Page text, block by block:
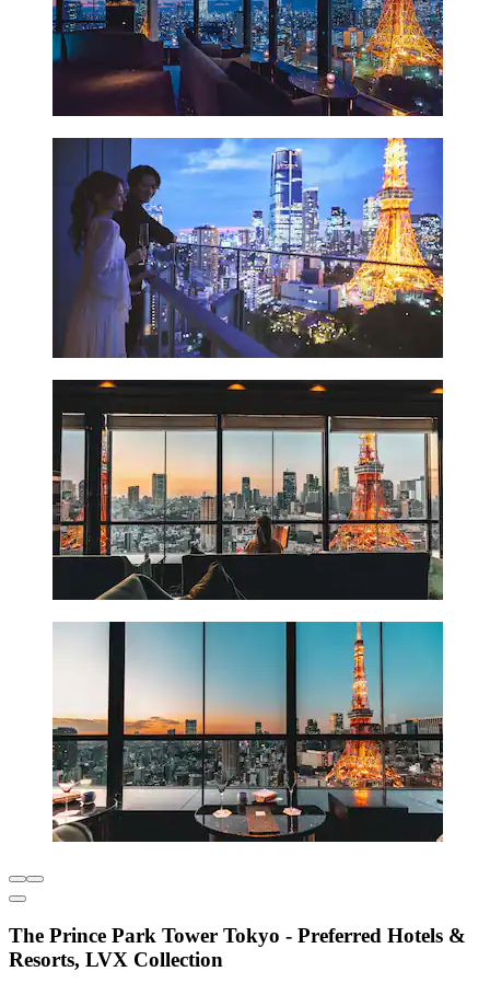
The Prince Park Tower Tokyo - Preferred Hotels &
Resorts, LVX Collection